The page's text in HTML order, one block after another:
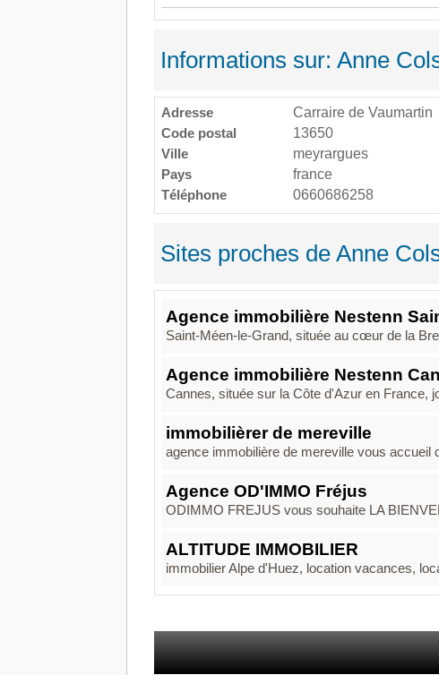
Informations sur: Anne
Adresse
Carraire de Vaumartin
Code postal
13650
Ville
meyrargues
Pays
france
Téléphone
0660686258
Sites proches de Anne
Agence immobilière Nestenn
Saint-Méen-le-Grand, située au cœur de la
Agence immobilière Nestenn
Cannes, située sur la Côte d'Azur en France,
immobilièrer de mereville
agence immobilière de mereville vous accueil
Agence OD'IMMO Fréjus
ODIMMO FREJUS vous souhaite LA
ALTITUDE IMMOBILIER
immobilier Alpe d'Huez, location vacances,